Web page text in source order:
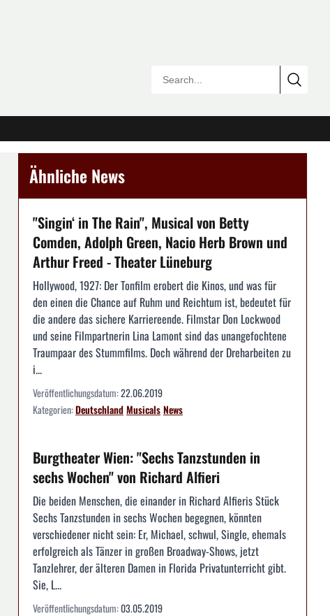
Ähnliche News
"Singin‘ in The Rain", Musical von Betty
Comden, Adolph Green, Nacio Herb Brown und
Arthur Freed - Theater Lüneburg
Hollywood, 1927: Der Tonfilm erobert die Kinos, und was für
den einen die Chance auf Ruhm und Reichtum ist, bedeutet für
die andere das sichere Karriereende. Filmstar Don Lockwood
und seine Filmpartnerin Lina Lamont sind das unangefochtene
Traumpaar des Stummfilms. Doch während der Dreharbeiten zu
i...
Veröffentlichungsdatum:22.06.2019
Kategorien:DeutschlandMusicalsNews
Burgtheater Wien: "Sechs Tanzstunden in
sechs Wochen" von Richard Alfieri
Die beiden Menschen, die einander in Richard Alfieris Stück
Sechs Tanzstunden in sechs Wochen begegnen, könnten
verschiedener nicht sein: Er, Michael, schwul, Single, ehemals
erfolgreich als Tänzer in großen Broadway-Shows, jetzt
Tanzlehrer, der älteren Damen in Florida Privatunterricht gibt.
Sie, L...
Veröffentlichungsdatum:03.05.2019